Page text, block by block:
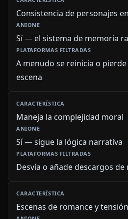
Consistencia de personajes
Sí — el sistema de memoria
A menudo se reinicia o
escena
Maneja la complejidad moral
Sí — sigue la lógica narrativa
Desvía o añade descargos
Escenas de romance y tensión